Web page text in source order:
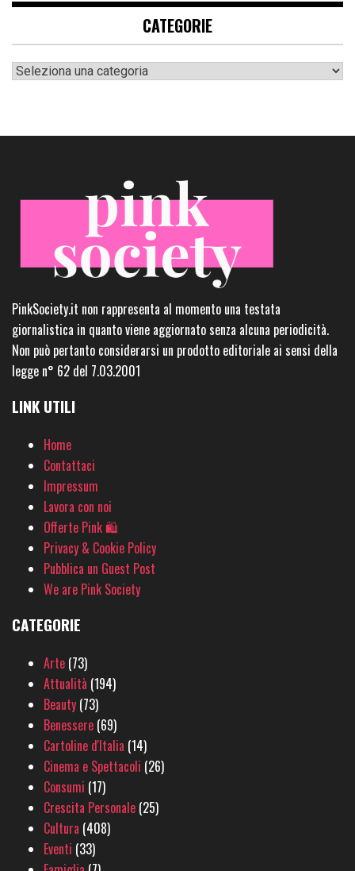
CATEGORIE
Categorie
PinkSociety.it non rappresenta al momento una testata
giornalistica in quanto viene aggiornato senza alcuna periodicità.
Non può pertanto considerarsi un prodotto editoriale ai sensi della
legge n° 62 del 7.03.2001
LINK UTILI
Home
Contattaci
Impressum
Lavora con noi
Offerte Pink 🛍
Privacy & Cookie Policy
Pubblica un Guest Post
We are Pink Society
CATEGORIE
Arte (73)
Attualità (194)
Beauty (73)
Benessere (69)
Cartoline d'Italia (14)
Cinema e Spettacoli (26)
Consumi (17)
Crescita Personale (25)
Cultura (408)
Eventi (33)